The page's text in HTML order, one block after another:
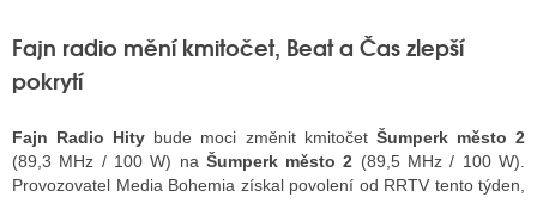
TISK
Fajn radio mění kmitočet, Beat a Čas zlepší
pokrytí
Fajn Radio Hity bude moci změnit kmitočet Šumperk město 2
(89,3 MHz / 100 W) na Šumperk město 2 (89,5 MHz / 100 W).
Provozovatel Media Bohemia získal povolení od RRTV tento týden,